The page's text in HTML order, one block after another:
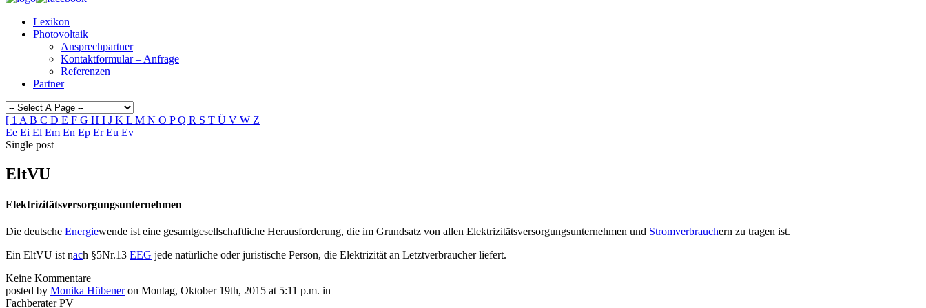
Lexikon
Photovoltaik
Ansprechpartner
Kontaktformular – Anfrage
Referenzen
Partner
[ 1 AB C D E F G H I J K L M N O PQ R S T Ü V W Z
Ee Ei El Em En Ep ErEu Ev
Single post
EltVU
Elektrizitätsversorgungsunternehmen
Die deutsche Energiewende ist eine gesamtgesellschaftliche Herausforderung, die im Grundsatz von allen Elektrizitätsversorgungsunternehmen und Stromverbrauchern zu tragen ist.
Ein EltVU ist nach §5Nr.13 EEG jede natürliche oder juristische Person, die Elektrizität an Letztverbraucher liefert.
Keine Kommentare
posted by Monika Hübeneron Montag, Oktober 19th, 2015 at 5:11 p.m. in
Fachberater PV